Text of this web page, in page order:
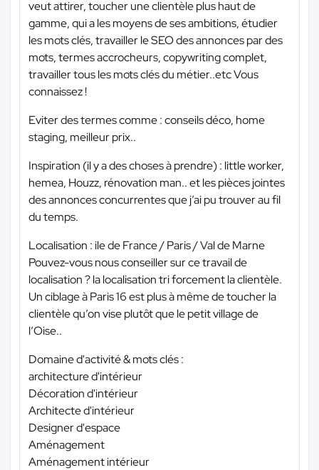
veut attirer, toucher une clientèle plus haut de
gamme, qui a les moyens de ses ambitions, étudier
les mots clés, travailler le SEO des annonces par des
mots, termes accrocheurs, copywriting complet,
travailler tous les mots clés du métier..etc Vous
connaissez !
Eviter des termes comme : conseils déco, home
staging, meilleur prix..
Inspiration (il y a des choses à prendre) : little worker,
hemea, Houzz, rénovation man.. et les pièces jointes
des annonces concurrentes que j’ai pu trouver au fil
du temps.
Localisation : ile de France / Paris / Val de Marne
Pouvez-vous nous conseiller sur ce travail de
localisation ? la localisation tri forcement la clientèle.
Un ciblage à Paris 16 est plus à même de toucher la
clientèle qu’on vise plutôt que le petit village de
l’Oise..
Domaine d'activité & mots clés :
architecture d'intérieur
Décoration d'intérieur
Architecte d'intérieur
Designer d'espace
Aménagement
Aménagement intérieur